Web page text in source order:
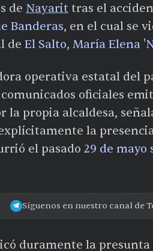
de Nayarit tras el
Banderas, en el cual se
de El Salto, María Elena
operativa estatal del
oficiales
la propia alcaldesa,
la
el pasado 29 de mayo
Síguenos en nuestro canal de
duramente la